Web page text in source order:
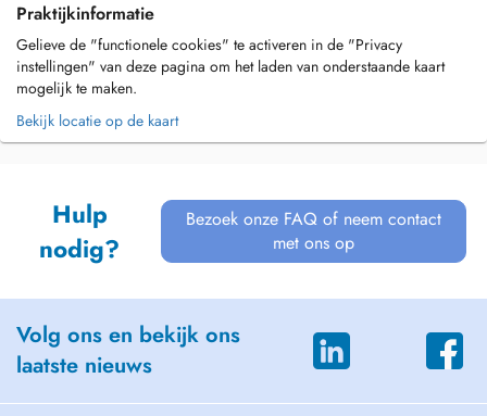
Praktijkinformatie
Gelieve de "functionele cookies" te activeren in de "Privacy
instellingen" van deze pagina om het laden van onderstaande kaart
mogelijk te maken.
Bekijk locatie op de kaart
Hulp
nodig?
Bezoek onze FAQ of neem contact
met ons op
Volg ons en bekijk ons
laatste nieuws